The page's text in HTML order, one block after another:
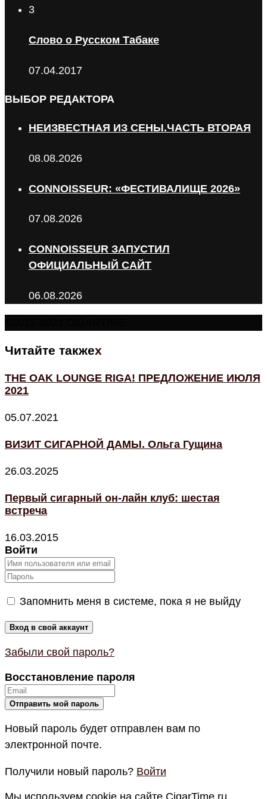
3
Слово о Русском Табаке
07.04.2017
ВЫБОР РЕДАКТОРА
НЕИЗВЕСТНАЯ ИЗ СЕНЫ.ЧАСТЬ ВТОРАЯ
08.08.2026
CONNOISSEUR: «ФЕСТИВАЛИЩЕ 2026»
07.08.2026
CONNOISSEUR ЗАПУСТИЛ
ОФИЦИАЛЬНЫЙ САЙТ
06.08.2026
Читайте такжеx
THE OAK LOUNGE RIGA! ПРЕДЛОЖЕНИЕ ИЮЛЯ
2021
05.07.2021
ВИЗИТ СИГАРНОЙ ДАМЫ. Ольга Гущина
26.03.2025
Первый сигарный он-лайн клуб: шестая
встреча
16.03.2015
Войти
Запомнить меня в системе, пока я не выйду
Забыли свой пароль?
Восстановление пароля
Новый пароль будет отправлен вам по
электронной почте.
Получили новый пароль? Войти
Мы используем cookie на сайте CigarTime.ru.